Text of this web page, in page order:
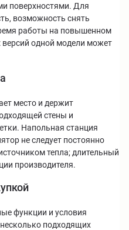
поверхностями. Для
возможность снять
работы на повышенном
одной модели может
место и держит
стены и
Напольная станция
не следует постоянно
тепла; длительный
производителя.
функции и условия
подходящих